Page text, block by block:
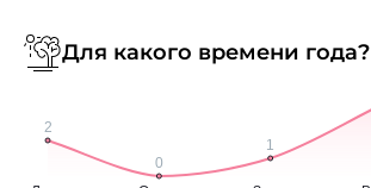
Для какого времени года?